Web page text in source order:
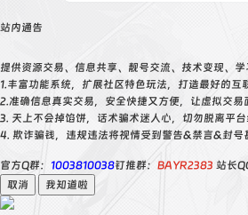
站内通告
提供资源交易、信息共享、靓号交流、技术变现、学
1.丰富功能系统，扩展社区特色玩法，打造最好的互
2.准确信息真实交易，安全快捷又方便，让虚拟交易
3. 天上不会掉馅饼，话术骗术迷人心，切勿脱离平台
4. 欺诈骗钱，违规违法将视情受到警告&禁言&封号甚
官方Q群： 1003810038钉推群： BAYR2383 站长
取消
我知道啦